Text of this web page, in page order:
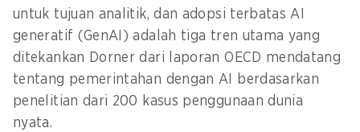
untuk tujuan analitik, dan adopsi terbatas AI
generatif (GenAI) adalah tiga tren utama yang
ditekankan Dorner dari laporan OECD mendatang
tentang pemerintahan dengan AI berdasarkan
penelitian dari 200 kasus penggunaan dunia
nyata.